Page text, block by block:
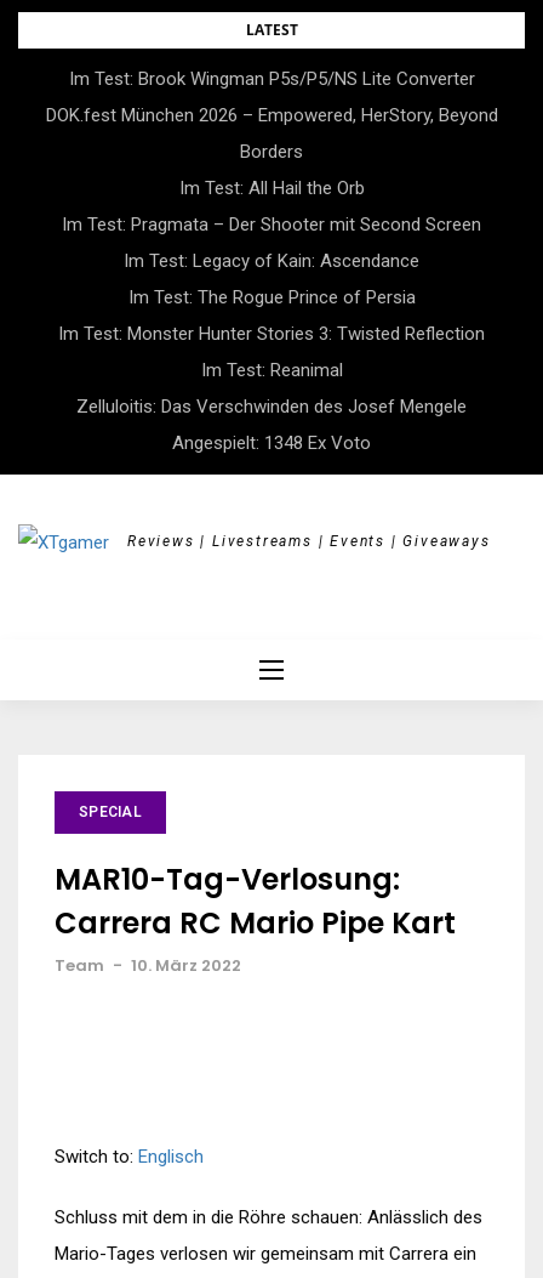
Skip
LATEST
Im Test: Brook Wingman P5s/P5/NS Lite Converter
DOK.fest München 2026 – Empowered, HerStory, Beyond
Borders
Im Test: All Hail the Orb
Im Test: Pragmata – Der Shooter mit Second Screen
Im Test: Legacy of Kain: Ascendance
Im Test: The Rogue Prince of Persia
Im Test: Monster Hunter Stories 3: Twisted Reflection
Im Test: Reanimal
Zelluloitis: Das Verschwinden des Josef Mengele
Angespielt: 1348 Ex Voto
Reviews | Livestreams | Events | Giveaways
SPECIAL
MAR10-Tag-Verlosung:
Carrera RC Mario Pipe Kart
Team - 10. März 2022
Switch to: Englisch
Schluss mit dem in die Röhre schauen: Anlässlich des
Mario-Tages verlosen wir gemeinsam mit Carrera ein